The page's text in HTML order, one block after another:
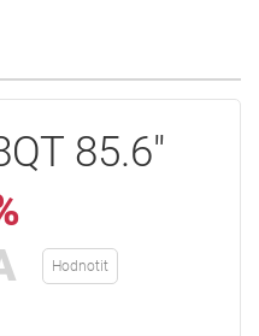
85.6"
Hodnotit